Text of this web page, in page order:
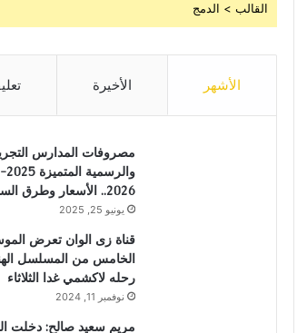
القالب > الدمج
الأشهر الأخيرة
مصروفات المدارس
والرسمية المتميزة 2025-
2026.. الأسعار وطرق السداد
يونيو 25, 2025
قناة زى الوان تعرض
الخامس من المسلسل
رحله لاكشمي غدا الثلاثاء
نوفمبر 11, 2024
مريم سعيد صالح: دخلت